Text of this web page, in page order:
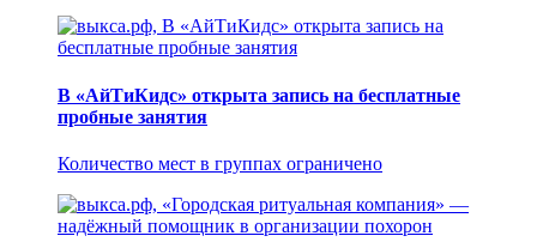
В «АйТиКидс» открыта запись на бесплатные
пробные занятия
Количество мест в группах ограничено